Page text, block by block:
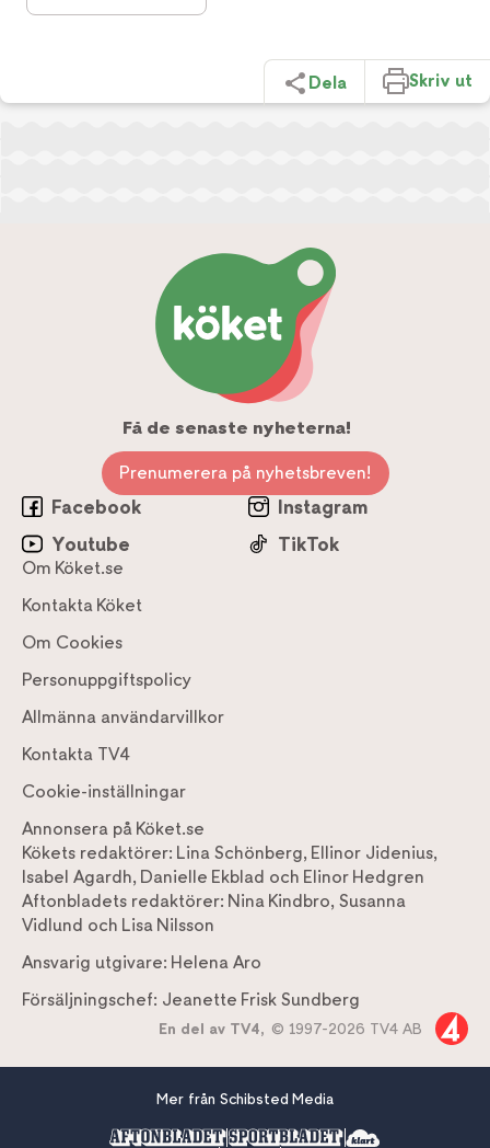
Dela Skriv ut
Få de senaste nyheterna!
Prenumerera på nyhetsbreven!
Facebook
Instagram
Youtube
TikTok
Om Köket.se
Kontakta Köket
Om Cookies
Personuppgiftspolicy
Allmänna användarvillkor
Kontakta TV4
Cookie-inställningar
Annonsera på Köket.se
Kökets redaktörer: Lina Schönberg, Ellinor Jidenius,
Isabel Agardh, Danielle Ekblad och Elinor Hedgren
Aftonbladets redaktörer: Nina Kindbro, Susanna
Vidlund och Lisa Nilsson
Ansvarig utgivare: Helena Aro
Försäljningschef: Jeanette Frisk Sundberg
En del av TV4, © 1997-2026 TV4 AB
Mer från Schibsted Media